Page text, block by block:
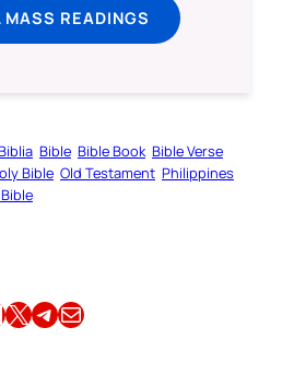
MASS READINGS
Bible Bible Book Bible Verse
Bible Old Testament Philippines
Share this article on X Share this article on TelegramEmail this Article